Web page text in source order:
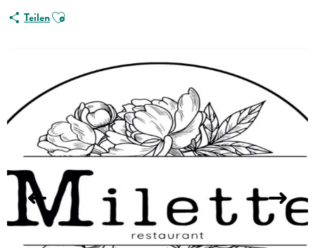
TeilenAjouter aux favoris